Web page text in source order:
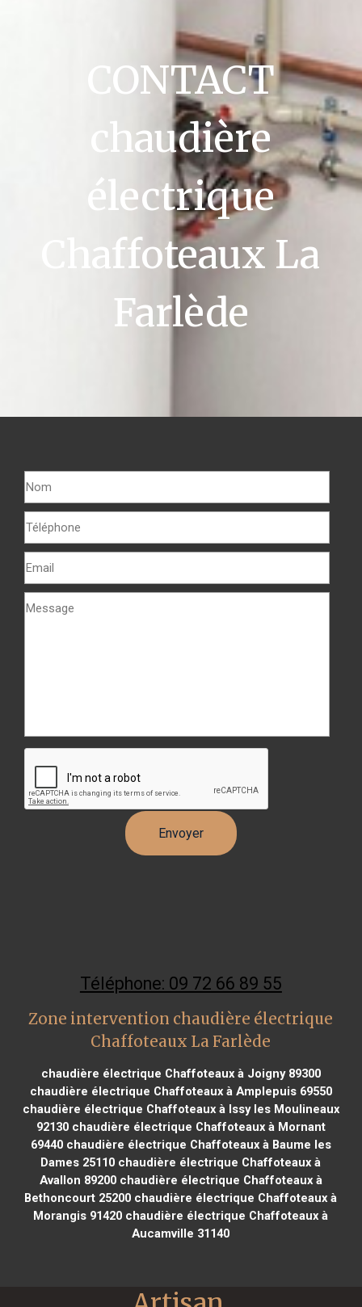
CONTACT
chaudière
électrique
Chaffoteaux La
Farlède
Téléphone: 09 72 66 89 55
Zone intervention chaudière électrique
Chaffoteaux La Farlède
chaudière électrique Chaffoteaux à Joigny 89300
chaudière électrique Chaffoteaux à Amplepuis 69550
chaudière électrique Chaffoteaux à Issy les Moulineaux
92130chaudière électrique Chaffoteaux à Mornant
69440chaudière électrique Chaffoteaux à Baume les
Dames 25110 chaudière électrique Chaffoteaux à
Avallon 89200chaudière électrique Chaffoteaux à
Bethoncourt 25200 chaudière électrique Chaffoteaux à
Morangis 91420 chaudière électrique Chaffoteaux à
Aucamville 31140